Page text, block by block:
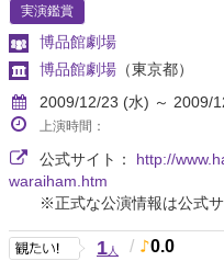
実演鑑賞
博品館劇場
博品館劇場 （東京都）
2009/12/23 (水) ～ 2009/
上演時間：
公式サイト： http://
waraiham.htm
※正式な公演情報は公式サ
1人 / 0.0